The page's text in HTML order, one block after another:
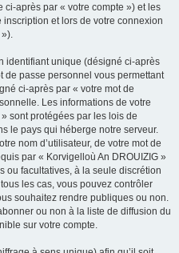
ci-après par « votre compte ») et les
et lors de votre connexion
identifiant unique (désigné ci-après
de passe personnel vous permettant
ci-après par « votre mot de
Les informations de votre
sont protégées par les lois de
le pays qui héberge notre serveur.
nom d’utilisateur, de votre mot de
par « Korvigelloù An DROUIZIG »
ou facultatives, à la seule discrétion
les cas, vous pouvez contrôler
souhaitez rendre publiques ou non.
ou non à la liste de diffusion du
sur votre compte.